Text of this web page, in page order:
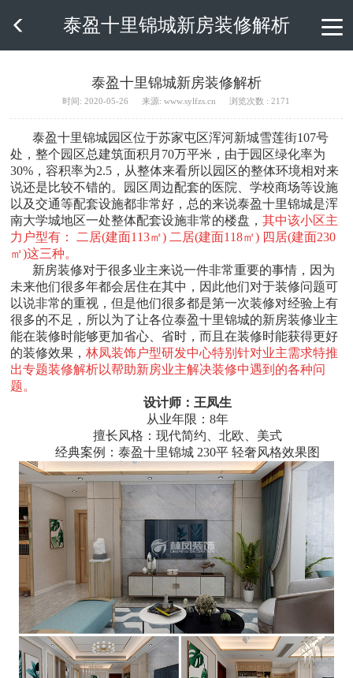
 泰盈十里锦城新房装修解析
泰盈十里锦城新房装修解析
时间: 2020-05-26 来源: www.sylfzs.cn 浏览次数 : 2171
泰盈十里锦城园区位于苏家屯区浑河新城雪莲街107号
处，整个园区总建筑面积月70万平米，由于园区绿化率为
30%，容积率为2.5，从整体来看所以园区的整体环境相对来
说还是比较不错的。园区周边配套的医院、学校商场等设施
以及交通等配套设施都非常好，总的来说泰盈十里锦城是浑
南大学城地区一处整体配套设施非常的楼盘，其中该小区主
力户型有： 二居(建面113㎡) 二居(建面118㎡) 四居(建面230
㎡)这三种。
新房装修对于很多业主来说一件非常重要的事情，因为
未来他们很多年都会居住在其中，因此他们对于装修问题可
以说非常的重视，但是他们很多都是第一次装修对经验上有
很多的不足，所以为了让各位泰盈十里锦城的新房装修业主
能在装修时能够更加省心、省时，而且在装修时能获得更好
的装修效果，林凤装饰户型研发中心特别针对业主需求特推
出专题装修解析以帮助新房业主解决装修中遇到的各种问
题。
设计师：王凤生
从业年限：8年
擅长风格：现代简约、北欧、美式
经典案例：泰盈十里锦城 230平 轻奢风格效果图